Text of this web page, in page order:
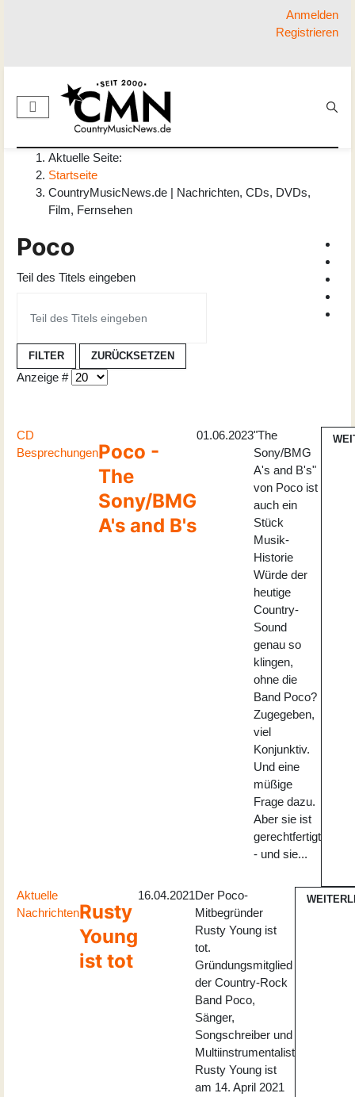
Anmelden
Registrieren
Aktuelle Seite:
Startseite
CountryMusicNews.de | Nachrichten, CDs, DVDs,
Film, Fernsehen
Poco
Teil des Titels eingeben
FILTER ZURÜCKSETZEN
Anzeige #
CD
BesprechungenPoco -
The
Sony/BMG
A's and B's
01.06.2023"The
Sony/BMG
A's and B's"
von Poco ist
auch ein
Stück
Musik-
Historie
Würde der
heutige
Country-
Sound
genau so
klingen,
ohne die
Band Poco?
Zugegeben,
viel
Konjunktiv.
Und eine
müßige
Frage dazu.
Aber sie ist
gerechtfertigt
- und sie...
Aktuelle
NachrichtenRusty
Young
ist tot
16.04.2021Der Poco-
Mitbegründer
Rusty Young ist
tot.
Gründungsmitglied
der Country-Rock
Band Poco,
Sänger,
Songschreiber und
Multiinstrumentalist
Rusty Young ist
am 14. April 2021